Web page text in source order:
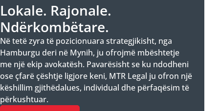
Lokale. Rajonale.
Ndërkombëtare.
Në tetë zyra të pozicionuara strategjikisht, nga
Hamburgu deri në Mynih, ju ofrojmë mbështetje
me një ekip avokatësh. Pavarësisht se ku ndodheni
ose çfarë çështje ligjore keni, MTR Legal ju ofron një
këshillim gjithëdalues, individual dhe përfaqësim të
përkushtuar.